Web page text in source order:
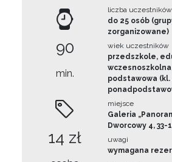
90
min.
14 zł
liczba uczestników
do 25 osób
zorganizowane)
wiek uczestników
przedszkole,
podstawowa (kl.
miejsce
Galeria
Dworcowy 4, 33-
uwagi
wymagana